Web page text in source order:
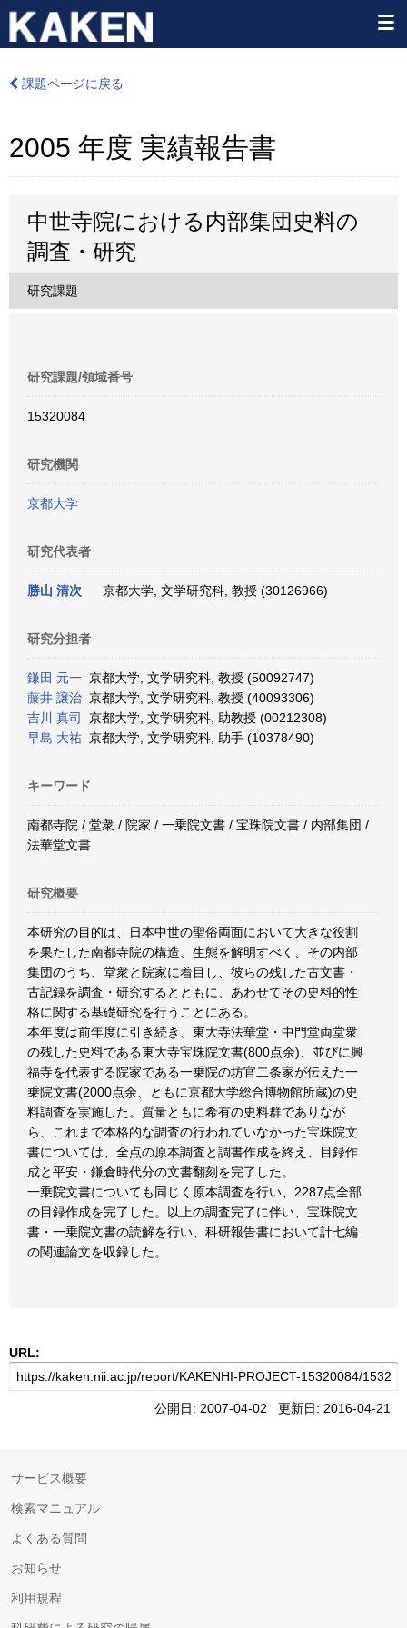
課題ページに戻る
2005 年度 実績報告書
中世寺院における内部集団史料の
調査・研究
研究課題
研究課題/領域番号
15320084
研究機関
京都大学
研究代表者
勝山 清次 京都大学, 文学研究科, 教授 (30126966)
研究分担者
鎌田 元一 京都大学, 文学研究科, 教授 (50092747)
藤井 譲治 京都大学, 文学研究科, 教授 (40093306)
吉川 真司
京都大学, 文学研究科, 助教授 (00212308)
早島 大祐 京都大学, 文学研究科, 助手 (10378490)
キーワード
南都寺院 / 堂衆 / 院家 / 一乗院文書 / 宝珠院文書 / 内部集団 /
法華堂文書
研究概要
本研究の目的は、日本中世の聖俗両面において大きな役割
を果たした南都寺院の構造、生態を解明すべく、その内部
集団のうち、堂衆と院家に着目し、彼らの残した古文書・
古記録を調査・研究するとともに、あわせてその史料的性
格に関する基礎研究を行うことにある。
本年度は前年度に引き続き、東大寺法華堂・中門堂両堂衆
の残した史料である東大寺宝珠院文書(800点余)、並びに興
福寺を代表する院家である一乗院の坊官二条家が伝えた一
乗院文書(2000点余、ともに京都大学総合博物館所蔵)の史
料調査を実施した。質量ともに希有の史料群でありなが
ら、これまで本格的な調査の行われていなかった宝珠院文
書については、全点の原本調査と調書作成を終え、目録作
成と平安・鎌倉時代分の文書翻刻を完了した。
一乗院文書についても同じく原本調査を行い、2287点全部
の目録作成を完了した。以上の調査完了に伴い、宝珠院文
書・一乗院文書の読解を行い、科研報告書において計七編
の関連論文を収録した。
URL:
公開日: 2007-04-02 更新日: 2016-04-21
サービス概要
検索マニュアル
よくある質問
お知らせ
利用規程